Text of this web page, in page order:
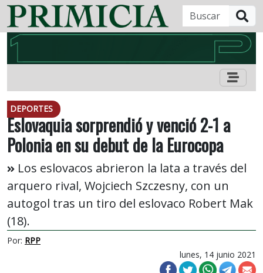
DEPORTES
Eslovaquia sorprendió y venció 2-1 a
Polonia en su debut de la Eurocopa
Los eslovacos abrieron la lata a través del
arquero rival, Wojciech Szczesny, con un
autogol tras un tiro del eslovaco Robert Mak
(18).
Por: RPP
lunes, 14 junio 2021